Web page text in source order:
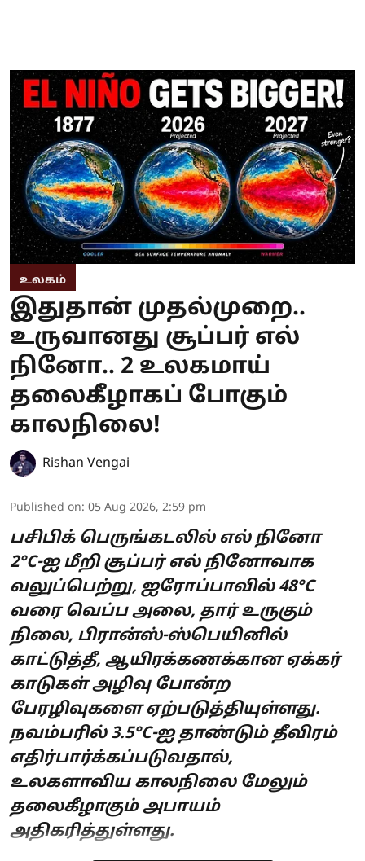
உலகம்
இதுதான் முதல்முறை..
உருவானது சூப்பர் எல்
நினோ.. 2 உலகமாய்
தலைகீழாகப் போகும்
காலநிலை!
Rishan Vengai
Published on: 05 Aug 2026, 2:59 pm
பசிபிக் பெருங்கடலில் எல் நினோ
2°C-ஐ மீறி சூப்பர் எல் நினோவாக
வலுப்பெற்று, ஐரோப்பாவில் 48°C
வரை வெப்ப அலை, தார் உருகும்
நிலை, பிரான்ஸ்-ஸ்பெயினில்
காட்டுத்தீ, ஆயிரக்கணக்கான ஏக்கர்
காடுகள் அழிவு போன்ற
பேரழிவுகளை ஏற்படுத்தியுள்ளது.
நவம்பரில் 3.5°C-ஐ தாண்டும் தீவிரம்
எதிர்பார்க்கப்படுவதால்,
உலகளாவிய காலநிலை மேலும்
தலைகீழாகும் அபாயம்
அதிகரித்துள்ளது.